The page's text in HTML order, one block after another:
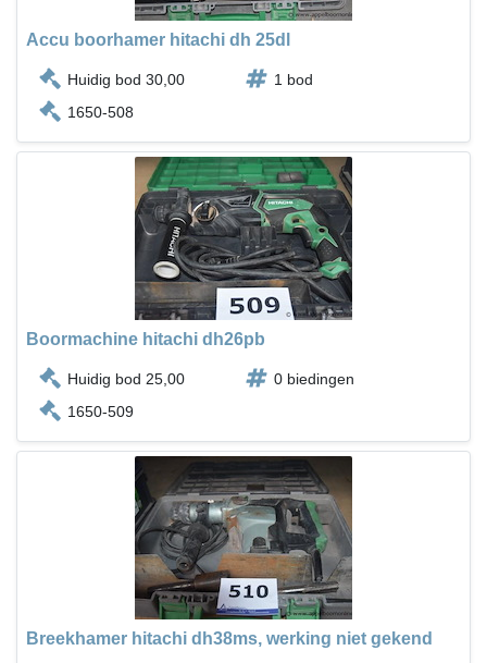
Accu boorhamer hitachi dh 25dl
Huidig bod 30,00
1 bod
1650-508
Boormachine hitachi dh26pb
Huidig bod 25,00
0 biedingen
1650-509
Breekhamer hitachi dh38ms, werking niet gekend